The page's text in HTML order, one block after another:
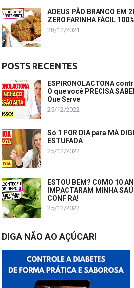
ADEUS PÃO BRANCO EM
ZERO FARINHA FÁCIL
28/12/2021
POSTS RECENTES
ESPIRONOLACTONA
O que você PRECISA
Que Serve
25/12/2022
Só 1 POR DIA para MÁ
ESTUFADA
25/12/2022
ESTOU BEM? COMO 10
IMPACTARAM MINHA
CONFIRA!
25/12/2022
DIGA NÃO AO AÇÚCAR!